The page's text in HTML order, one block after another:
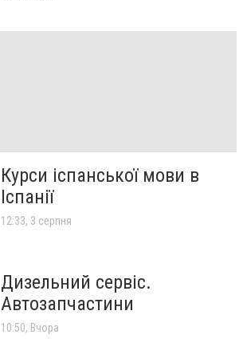
Курси іспанської мови в
Іспанії
12:33, 3 серпня
Дизельний сервіс.
Автозапчастини
10:50, Вчора